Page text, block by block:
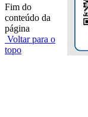
Fim do
conteúdo da
página
Voltar para o
topo